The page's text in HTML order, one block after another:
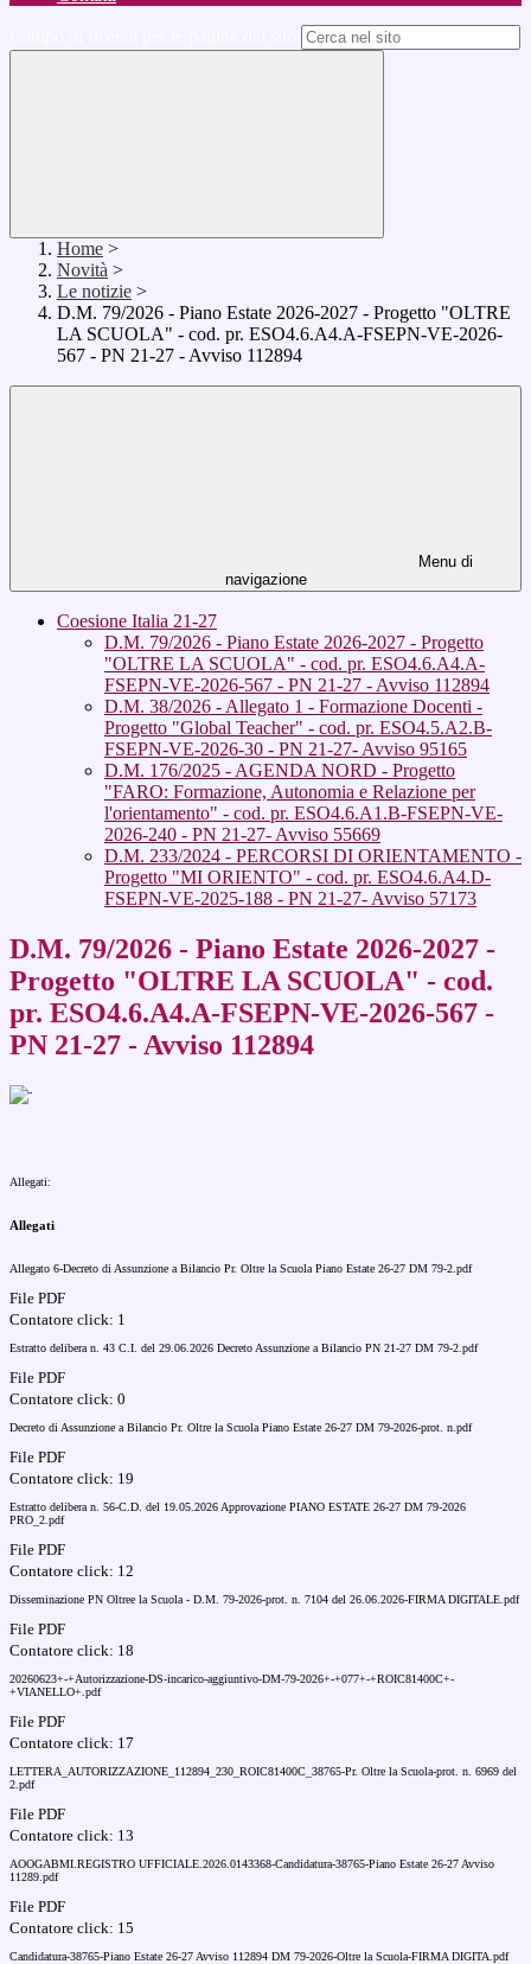
Home >
Novità >
Le notizie >
D.M. 79/2026 - Piano Estate 2026-2027 - Progetto "OLTRE
LA SCUOLA" - cod. pr. ESO4.6.A4.A-FSEPN-VE-2026-
567 - PN 21-27 - Avviso 112894
Menu di
navigazione
Coesione Italia 21-27
D.M. 79/2026 - Piano Estate 2026-2027 - Progetto
"OLTRE LA SCUOLA" - cod. pr. ESO4.6.A4.A-
FSEPN-VE-2026-567 - PN 21-27 - Avviso 112894
D.M. 38/2026 - Allegato 1 - Formazione Docenti -
Progetto "Global Teacher" - cod. pr. ESO4.5.A2.B-
FSEPN-VE-2026-30 - PN 21-27- Avviso 95165
D.M. 176/2025 - AGENDA NORD - Progetto
"FARO: Formazione, Autonomia e Relazione per
l'orientamento" - cod. pr. ESO4.6.A1.B-FSEPN-VE-
2026-240 - PN 21-27- Avviso 55669
D.M. 233/2024 - PERCORSI DI ORIENTAMENTO -
Progetto "MI ORIENTO" - cod. pr. ESO4.6.A4.D-
FSEPN-VE-2025-188 - PN 21-27- Avviso 57173
D.M. 79/2026 - Piano Estate 2026-2027 -
Progetto "OLTRE LA SCUOLA" - cod.
pr. ESO4.6.A4.A-FSEPN-VE-2026-567 -
PN 21-27 - Avviso 112894
Allegati:
Allegati
Allegato 6-Decreto di Assunzione a Bilancio Pr. Oltre la Scuola Piano Estate 26-27 DM 79-2.pdf
File PDF
Contatore click: 1
Estratto delibera n. 43 C.I. del 29.06.2026 Decreto Assunzione a Bilancio PN 21-27 DM 79-2.pdf
File PDF
Contatore click: 0
Decreto di Assunzione a Bilancio Pr. Oltre la Scuola Piano Estate 26-27 DM 79-2026-prot. n.pdf
File PDF
Contatore click: 19
Estratto delibera n. 56-C.D. del 19.05.2026 Approvazione PIANO ESTATE 26-27 DM 79-2026
PRO_2.pdf
File PDF
Contatore click: 12
Disseminazione PN Oltree la Scuola - D.M. 79-2026-prot. n. 7104 del 26.06.2026-FIRMA DIGITALE.pdf
File PDF
Contatore click: 18
20260623+-+Autorizzazione-DS-incarico-aggiuntivo-DM-79-2026+-+077+-+ROIC81400C+-
+VIANELLO+.pdf
File PDF
Contatore click: 17
LETTERA_AUTORIZZAZIONE_112894_230_ROIC81400C_38765-Pr. Oltre la Scuola-prot. n. 6969 del
2.pdf
File PDF
Contatore click: 13
AOOGABMI.REGISTRO UFFICIALE.2026.0143368-Candidatura-38765-Piano Estate 26-27 Avviso
11289.pdf
File PDF
Contatore click: 15
Candidatura-38765-Piano Estate 26-27 Avviso 112894 DM 79-2026-Oltre la Scuola-FIRMA DIGITA.pdf